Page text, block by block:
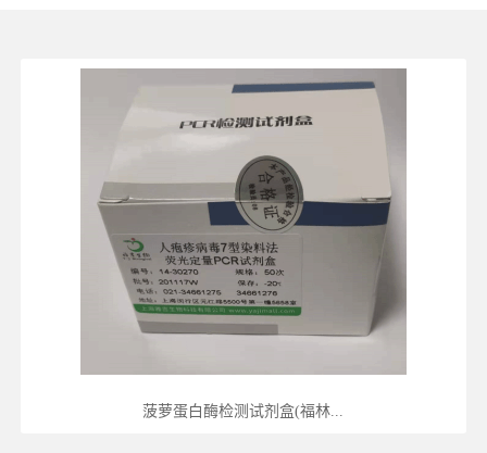
菠萝蛋白酶检测试剂盒(福林...